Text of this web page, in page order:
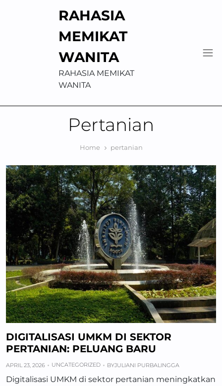
RAHASIA
MEMIKAT
WANITA
RAHASIA MEMIKAT
WANITA
Pertanian
Home pertanian
DIGITALISASI UMKM DI SEKTOR
PERTANIAN: PELUANG BARU
APRIL 23, 2026 UNCATEGORIZED BYJULIANI PURBALINGGA
Digitalisasi UMKM di sektor pertanian meningkatkan